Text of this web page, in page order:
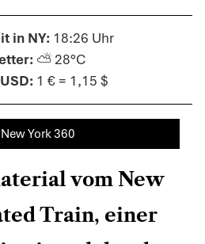
18:26 Uhr
⛅ 28°C
1 € = 1,15 $
New York 360
vom New
Train, einer